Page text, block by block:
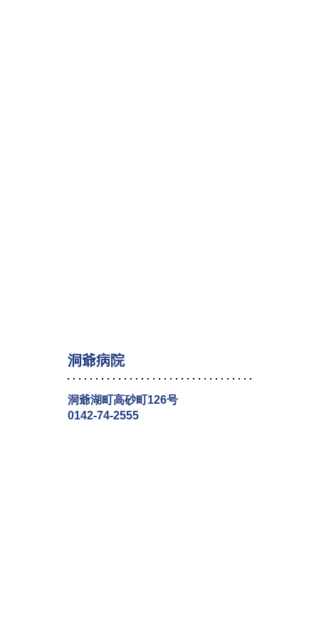
洞爺病院
洞爺湖町高砂町126号
0142-74-2555